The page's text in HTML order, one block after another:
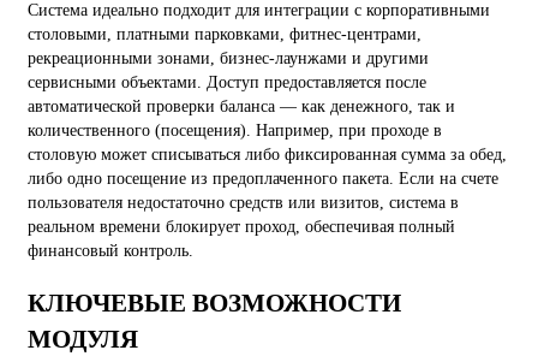
Система идеально подходит для интеграции с корпоративными
столовыми, платными парковками, фитнес-центрами,
рекреационными зонами, бизнес-лаунжами и другими
сервисными объектами. Доступ предоставляется после
автоматической проверки баланса — как денежного, так и
количественного (посещения). Например, при проходе в
столовую может списываться либо фиксированная сумма за обед,
либо одно посещение из предоплаченного пакета. Если на счете
пользователя недостаточно средств или визитов, система в
реальном времени блокирует проход, обеспечивая полный
финансовый контроль.
КЛЮЧЕВЫЕ ВОЗМОЖНОСТИ
МОДУЛЯ